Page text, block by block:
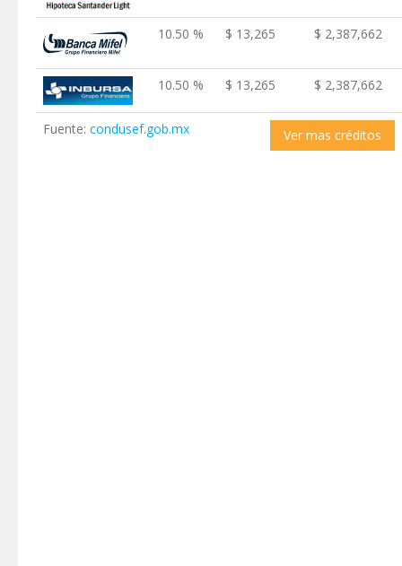
10.50 % $ 13,265 $ 2,387,662
10.50 % $ 13,265 $ 2,387,662
Fuente: condusef.gob.mx Ver mas créditos